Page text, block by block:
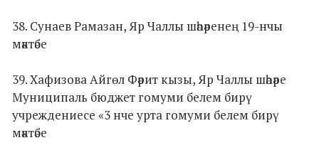
38. Сунаев Рамазан, Яр Чаллы шәһәренең 19-нчы
мәктәбе
39. Хафизова Айгөл Фәрит кызы, Яр Чаллы шәһәре
Муниципаль бюджет гомуми белем бирү
учреждениесе «3 нче урта гомуми белем бирү
мәктәбе